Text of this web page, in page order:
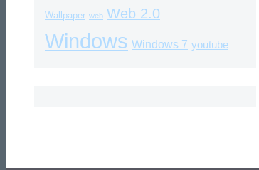
Wallpaper web Web 2.0
Windows Windows 7 youtube